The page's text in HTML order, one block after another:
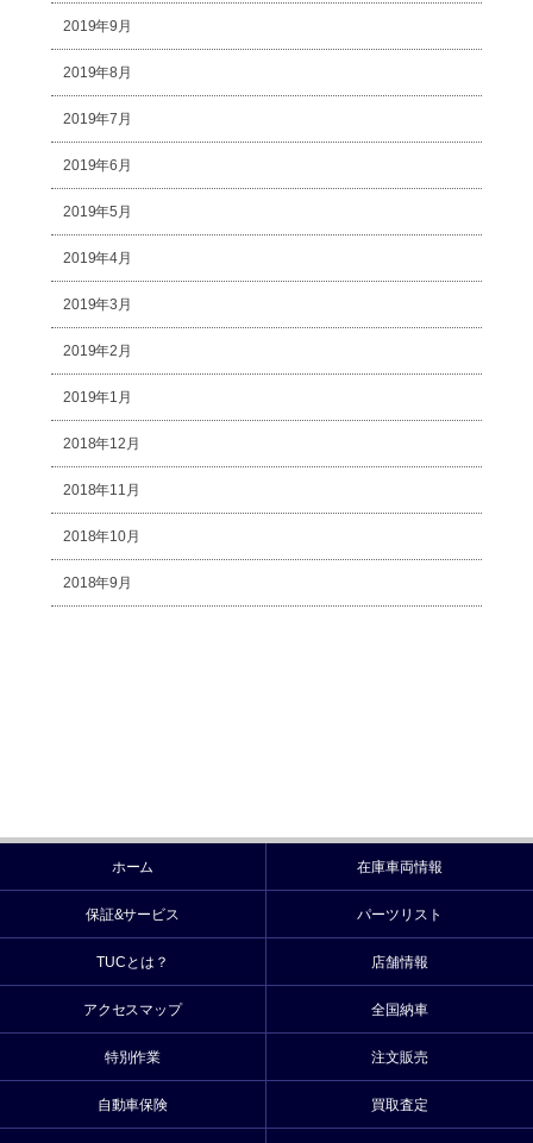
2019年9月
2019年8月
2019年7月
2019年6月
2019年5月
2019年4月
2019年3月
2019年2月
2019年1月
2018年12月
2018年11月
2018年10月
2018年9月
ホーム 在庫車両情報
保証&サービス パーツリスト
TUCとは？ 店舗情報
アクセスマップ 全国納車
特別作業 注文販売
自動車保険 買取査定